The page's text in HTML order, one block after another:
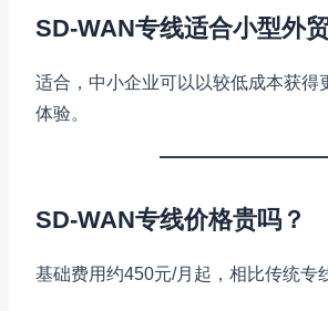
SD-WAN专线适合小型外
适合，中小企业可以以较低成本获得
体验。
SD-WAN专线价格贵吗？
基础费用约450元/月起，相比传统专